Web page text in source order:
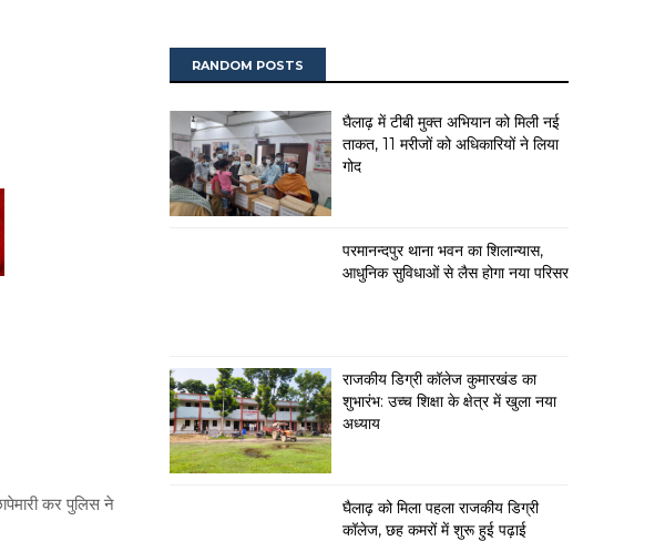
कर पुलिस ने
RANDOM POSTS
घैलाढ़ में टीबी मुक्त अभियान को मिली नई
ताकत, 11 मरीजों को अधिकारियों ने लिया
गोद
परमानन्दपुर थाना भवन का शिलान्यास,
आधुनिक सुविधाओं से लैस होगा नया परिसर
राजकीय डिग्री कॉलेज कुमारखंड का
शुभारंभ: उच्च शिक्षा के क्षेत्र में खुला नया
अध्याय
घैलाढ़ को मिला पहला राजकीय डिग्री
कॉलेज, छह कमरों में शुरू हुई पढ़ाई